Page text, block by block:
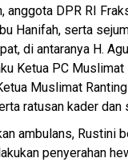
anggota DPR RI
Hanifah, serta
di antaranya H.
Ketua PC Muslimat
Muslimat
ratusan kader dan
ambulans, Rustini
penyerahan